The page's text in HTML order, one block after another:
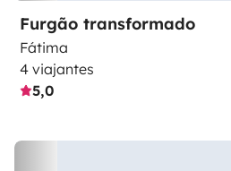
Furgão transformado
Fátima
4 viajantes
5,0